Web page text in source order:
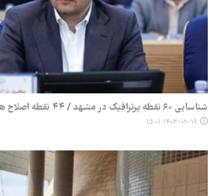
شناسایی ۶۰ نقطه پرترافیک در مشهد / ۴۴ نقطه اصلاح هندسی می‌شود
۱۴۰۳-۰۲-۱۹ ۱۵:۰۱